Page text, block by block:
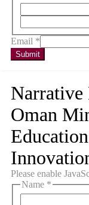
Email *
Submit
Narrative
Oman
Please enable
Name *